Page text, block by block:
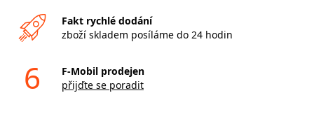
Fakt rychlé dodání
zboží skladem posíláme do 24 hodin
6
F-Mobil prodejen
přijďte se poradit